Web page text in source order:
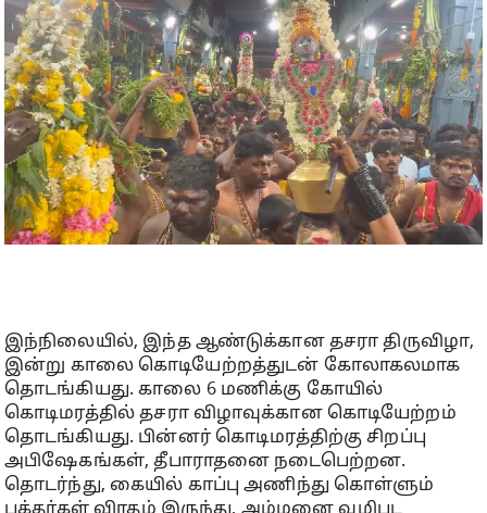
இந்நிலையில், இந்த ஆண்டுக்கான தசரா திருவிழா,
இன்று காலை கொடியேற்றத்துடன் கோலாகலமாக
தொடங்கியது. காலை 6 மணிக்கு கோயில்
கொடிமரத்தில் தசரா விழாவுக்கான கொடியேற்றம்
தொடங்கியது. பின்னர் கொடிமரத்திற்கு சிறப்பு
அபிஷேகங்கள், தீபாராதனை நடைபெற்றன.
தொடர்ந்து, கையில் காப்பு அணிந்து கொள்ளும்